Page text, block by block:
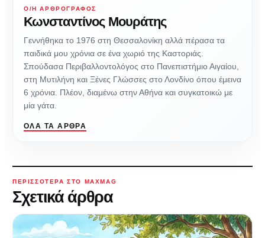
Ο/Η ΑΡΘΡΟΓΡΆΦΟΣ
Κωνσταντίνος Μουράτης
Γεννήθηκα το 1976 στη Θεσσαλονίκη αλλά πέρασα τα
παιδικά μου χρόνια σε ένα χωριό της Καστοριάς.
Σπούδασα Περιβαλλοντολόγος στο Πανεπιστήμιο Αιγαίου,
στη Μυτιλήνη και Ξένες Γλώσσες στο Λονδίνο όπου έμεινα
6 χρόνια. Πλέον, διαμένω στην Αθήνα και συγκατοικώ με
μία γάτα.
ΌΛΑ ΤΑ ΆΡΘΡΑ
ΠΕΡΙΣΣΌΤΕΡΑ ΣΤΟ MAXMAG
Σχετικά άρθρα